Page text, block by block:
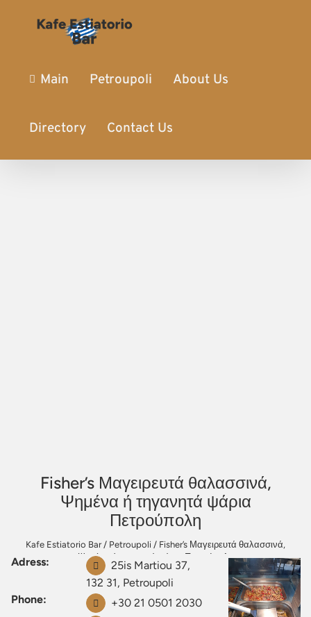
Main Petroupoli About Us
Directory Contact Us
Fisher’s Μαγειρευτά θαλασσινά,
Ψημένα ή τηγανητά ψάρια
Πετρούπολη
Kafe Estiatorio Bar/ Petroupoli / Fisher’s Μαγειρευτά θαλασσινά,
Ψημένα ή τηγανητά ψάρια Πετρούπολη
Adress:
25is Martiou 37,
132 31, Petroupoli
Phone:
+30 21 0501 2030